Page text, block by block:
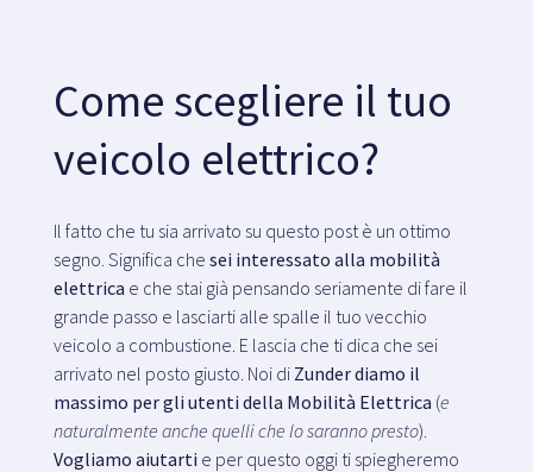
Come scegliere il tuo
veicolo elettrico?
Il fatto che tu sia arrivato su questo post è un ottimo
segno. Significa che sei interessato alla mobilità
elettrica e che stai già pensando seriamente di fare il
grande passo e lasciarti alle spalle il tuo vecchio
veicolo a combustione. E lascia che ti dica che sei
arrivato nel posto giusto. Noi di Zunder diamo il
massimo per gli utenti della Mobilità Elettrica (e
naturalmente anche quelli che lo saranno presto).
Vogliamo aiutarti e per questo oggi ti spiegheremo